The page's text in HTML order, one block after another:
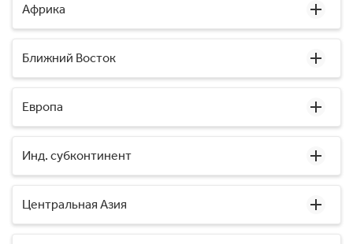
Африка
Ближний Восток
Европа
Инд. субконтинент
Центральная Азия